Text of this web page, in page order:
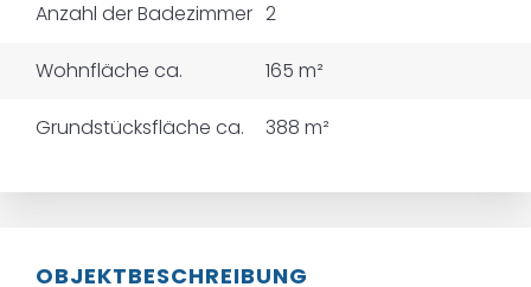
Anzahl der Badezimmer 2
Wohnfläche ca. 165 m²
Grundstücksfläche ca. 388 m²
OBJEKTBESCHREIBUNG